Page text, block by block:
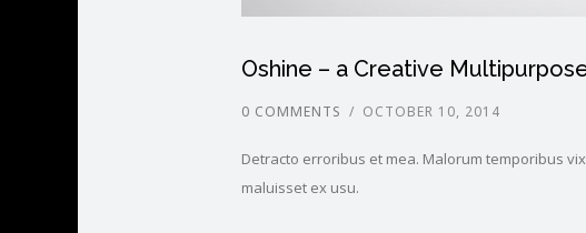
Oshine – a Creative
0 COMMENTS / OCTOBER 10, 2014
Detracto erroribus et mea. Malorum temporibus
maluisset ex usu.